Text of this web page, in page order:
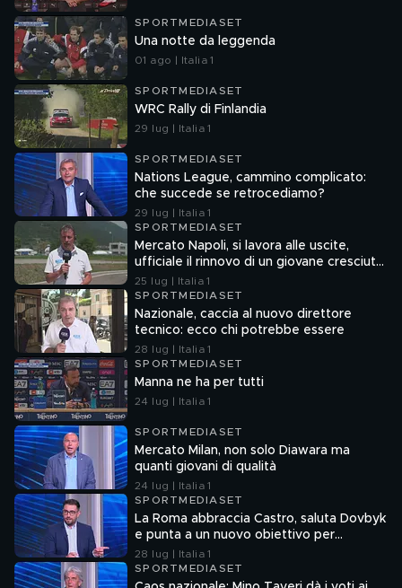
SPORTMEDIASET
Una notte da leggenda
01 ago | Italia 1
SPORTMEDIASET
WRC Rally di Finlandia
29 lug | Italia 1
SPORTMEDIASET
Nations League, cammino complicato:
che succede se retrocediamo?
29 lug | Italia 1
SPORTMEDIASET
Mercato Napoli, si lavora alle uscite,
ufficiale il rinnovo di un giovane cresciuto
nel vivaio
25 lug | Italia 1
SPORTMEDIASET
Nazionale, caccia al nuovo direttore
tecnico: ecco chi potrebbe essere
28 lug | Italia 1
SPORTMEDIASET
Manna ne ha per tutti
24 lug | Italia 1
SPORTMEDIASET
Mercato Milan, non solo Diawara ma
quanti giovani di qualità
24 lug | Italia 1
SPORTMEDIASET
La Roma abbraccia Castro, saluta Dovbyk
e punta a un nuovo obiettivo per
l'attacco
28 lug | Italia 1
SPORTMEDIASET